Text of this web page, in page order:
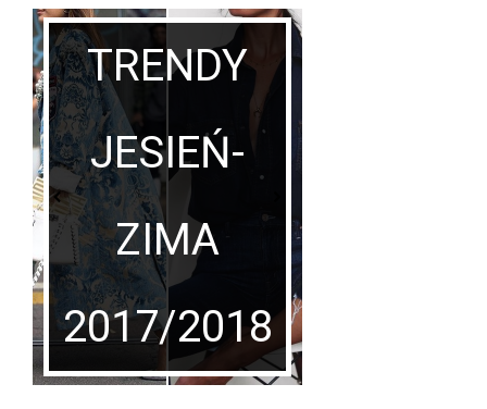
TRENDY
JESIEŃ-
ZIMA
2017/2018